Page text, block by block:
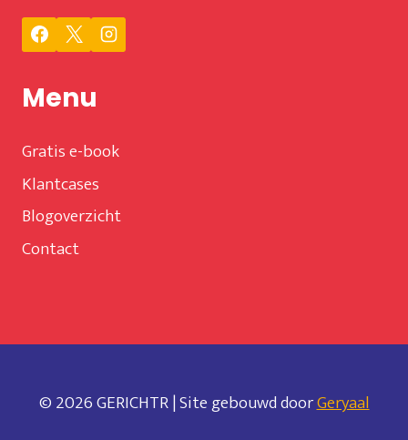
Menu
Gratis e-book
Klantcases
Blogoverzicht
Contact
© 2026 GERICHTR | Site gebouwd doorGeryaal